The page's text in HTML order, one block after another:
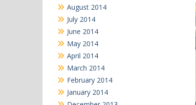
August 2014
July 2014
June 2014
May 2014
April 2014
March 2014
February 2014
January 2014